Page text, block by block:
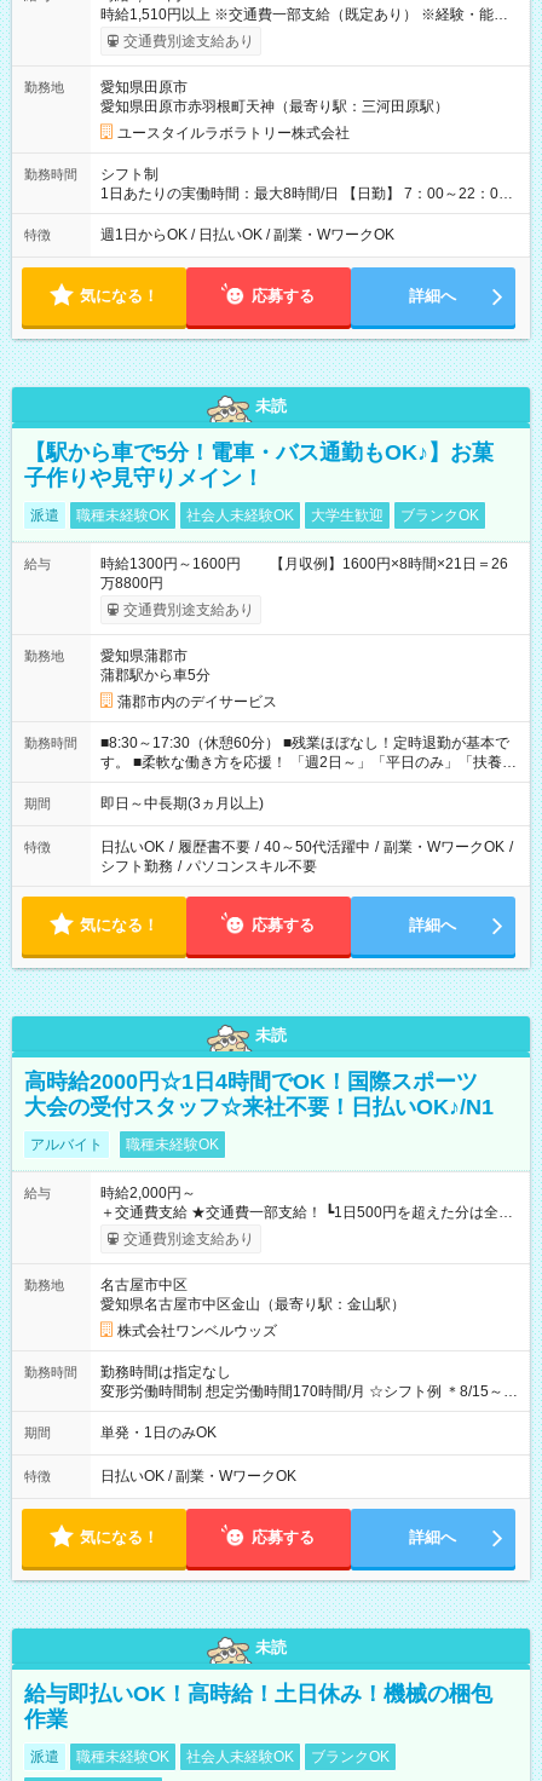
時給1,510円以上 ※交通費一部支給（既定あり） ※経験・能力を
考慮して決定します 【収入例】 週1回勤務の場合：1,510円×8時
間×4回=4万8,320円 週3回勤務の場合：1,510円×8時間×12回
1,600円 【試用期間】試用期間あり 試用期間の長さ：2ヶ月
※ 雇用形態と給与に、本採用時と異なる部分があります。 雇用
形態：本採用時と同じです。 給与：時給 1,140円以上
交通費別途支給あり
勤務地
愛知県田原市
愛知県田原市赤羽根町天神（最寄り駅：三河田原駅）
ユースタイルラボラトリー株式会社
勤務時間
シフト制
1日あたりの実働時間：最大8時間/日 【日勤】 7：00～22：00
の間で8時間勤務（休憩時間は法定通り） ※週1日～OK ／ 夜勤
なし ＊＊ 勤務時間例 ＊＊ ■8時から17時 ■9時から18時 ■10
定（毎週同じ曜日勤務）
特徴 週1日からOK / 日払いOK / 副業・WワークOK
気になる！ 応募する 詳細へ
未読
【駅から車で5分！電車・バス通勤もOK♪】お菓
子作りや見守りメイン！
派遣 職種未経験OK 社会人未経験OK 大学生歓迎 ブランクOK
給与
時給1300円～1600円 【月収例】1600円×8時間×21日＝26
万8800円
交通費別途支給あり
勤務地
愛知県蒲郡市
蒲郡駅から車5分
蒲郡市内のデイサービス
勤務時間
■8:30～17:30（休憩60分） ■残業ほぼなし！定時退勤が基本で
す。 ■柔軟な働き方を応援！ 「週2日～」「平日のみ」「扶養内
勤務」など、あなたの生活に合わせた相談が可能。 無理な連勤
もありませんので、自分のペースを大切にしながら、長く安心
保できるため、主婦（夫）の方も無理なく続けていただけま
す。
期間 即日～中長期(3ヵ月以上)
特徴 日払いOK / 履歴書不要 / 40～50代活躍中 / 副業・WワークOK /
シフト勤務 / パソコンスキル不要
気になる！ 応募する 詳細へ
未読
高時給2000円☆1日4時間でOK！国際スポーツ
大会の受付スタッフ☆来社不要！日払いOK♪/N1
アルバイト 職種未経験OK
給与
時給2,000円～
＋交通費支給 ★交通費一部支給！ ┗1日500円を超えた分は全額
支給！ ※往復500円以内の方は自己負担となります ★日払い
OK！（規定あり） ┗働いたその日に現金GET♪ お仕事後はコン
期間なし
交通費別途支給あり
勤務地
名古屋市中区
愛知県名古屋市中区金山（最寄り駅：金山駅）
株式会社ワンベルウッズ
勤務時間
勤務時間は指定なし
変形労働時間制 想定労働時間170時間/月 ☆シフト例 ＊8/15～
10/26 全日共通 08：00～12：00 17：00～21：00 ＊8/31
～9/19のみ下記シフトもあります！ 12：00～16：00 ＊9/6～
00
期間 単発・1日のみOK
特徴 日払いOK / 副業・WワークOK
気になる！ 応募する 詳細へ
未読
給与即払いOK！高時給！土日休み！機械の梱包
作業
派遣 職種未経験OK 社会人未経験OK
ブランクOK